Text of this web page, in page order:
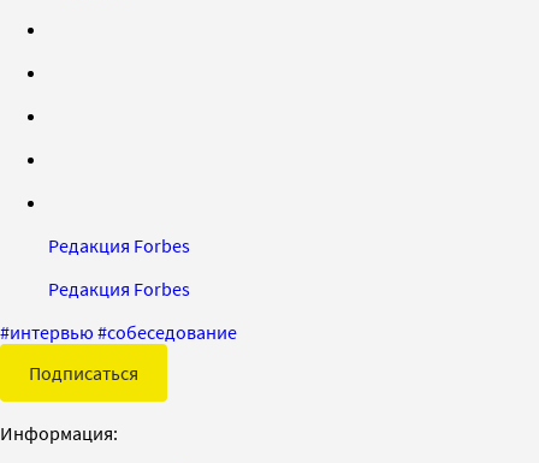
Редакция Forbes
Редакция Forbes
#интервью #собеседование
Подписаться
Информация: